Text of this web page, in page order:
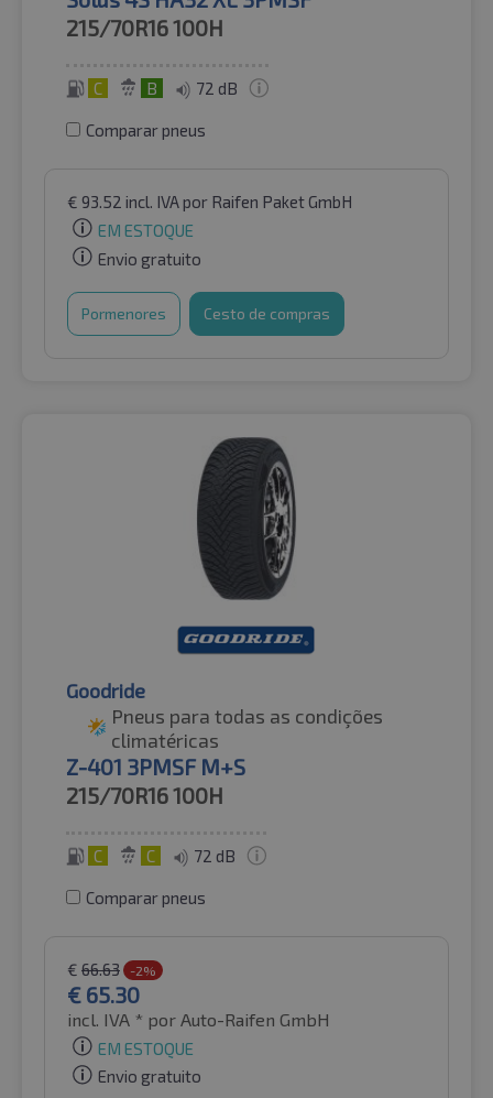
215/70R16100H
C B 72 dB
Comparar pneus
€ 93.52 incl. IVApor Raifen Paket GmbH
EM ESTOQUE
Envio gratuito
Pormenores Cesto de compras
Goodride
Pneus para todas as condições
climatéricas
Z-401 3PMSF M+S
215/70R16100H
C C 72 dB
Comparar pneus
€ 66.63 -2%
€ 65.30
incl. IVA * por Auto-Raifen GmbH
EM ESTOQUE
Envio gratuito